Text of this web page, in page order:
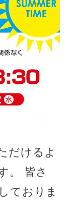
だけるよ
。 皆さ
ておりま